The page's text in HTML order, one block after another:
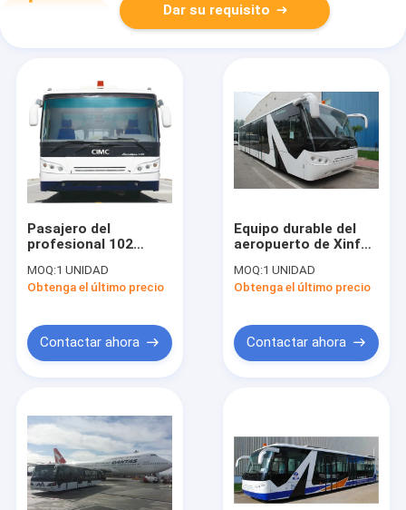
Dar su requisito
Pasajero del
profesional 102
del aeropuerto de
200 litros con la
MOQ:1 UNIDAD
Obtenga el último precio
Contactar ahora
Equipo durable del
aeropuerto de Xinfa
pasajero del
aeropuerto con los
MOQ:1 UNIDAD
Obtenga el último precio
Contactar ahora